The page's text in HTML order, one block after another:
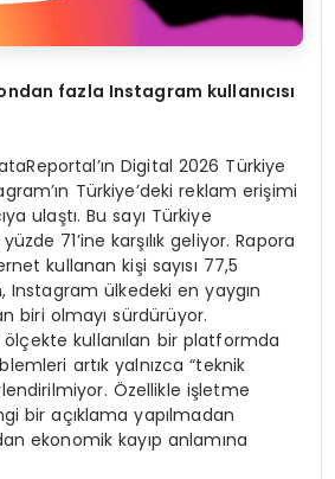
fazla Instagram kullanıcısı
Digital 2026 Türkiye
Türkiye’deki reklam erişimi
ulaştı. Bu sayı Türkiye
71’ine karşılık geliyor. Rapora
kullanan kişi sayısı 77,5
Instagram ülkedeki en yaygın
biri olmayı sürdürüyor.
kullanılan bir platformda
artık yalnızca “teknik
Özellikle işletme
bir açıklama yapılmadan
ekonomik kayıp anlamına